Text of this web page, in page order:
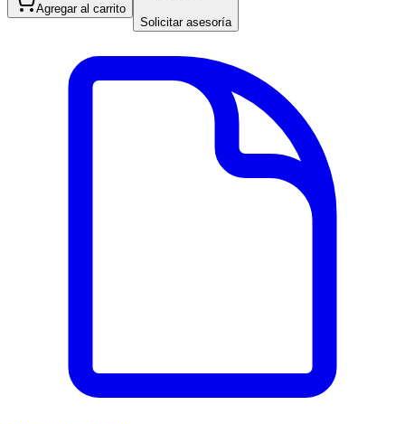
Agregar al carrito
Solicitar asesoría